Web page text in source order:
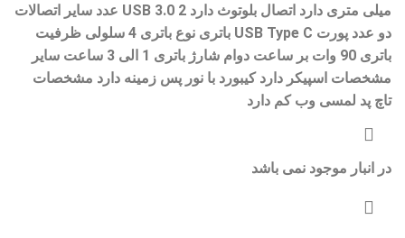
میلی متری دارد اتصال بلوتوث دارد USB 3.0 2 عدد سایر اتصالات
دو عدد پورت USB Type C باتری نوع باتری 4 سلولی ظرفیت
باتری 90 وات بر ساعت دوام شارژ باتری 1 الی 3 ساعت سایر
مشخصات اسپیکر دارد کیبورد با نور پس زمینه دارد مشخصات
تاچ پد لمسی وب کم دارد
در انبار موجود نمی باشد